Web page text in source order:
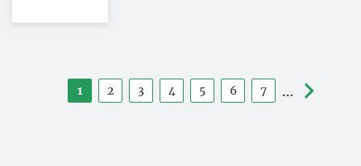
Розбивка
Поточна
1 Сторінка
2 Сторінка
3 Сторінка
4 Сторінка
5 Сторінка
6 Сторінка
7 …